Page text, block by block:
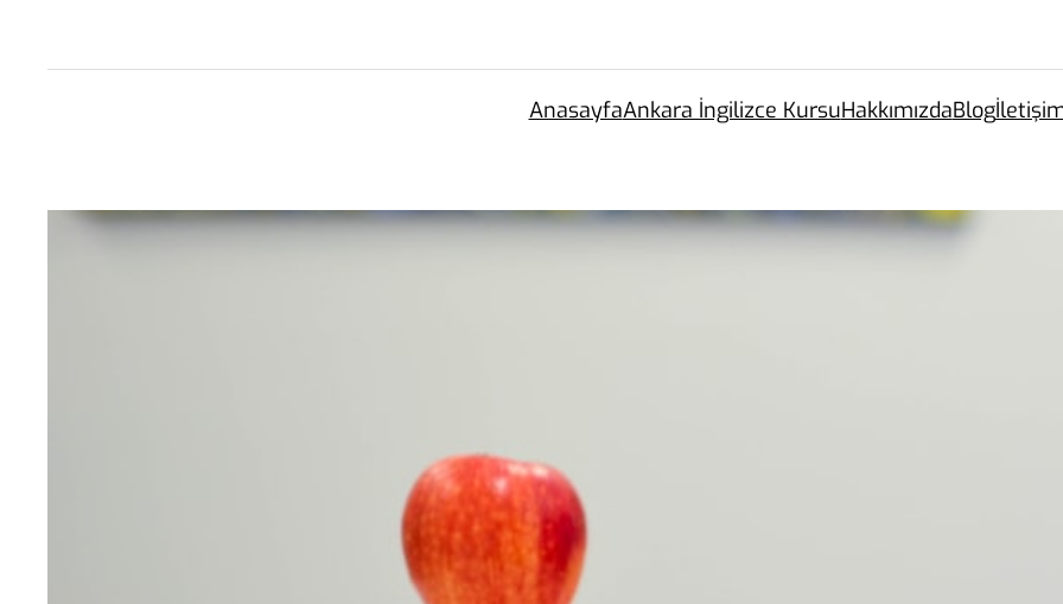
AnasayfaAnkara İngilizce KursuHakkımızdaBlog